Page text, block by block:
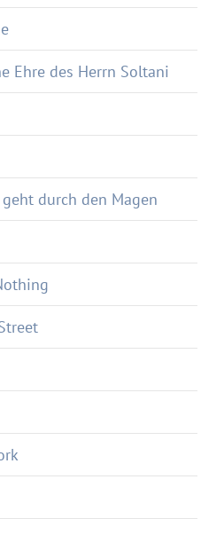
Ehre des Herrn Soltani
durch den Magen